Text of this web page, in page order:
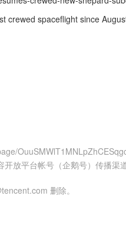
crewed spaceflight since
放平台帐号（企鹅号）传播渠
删除。